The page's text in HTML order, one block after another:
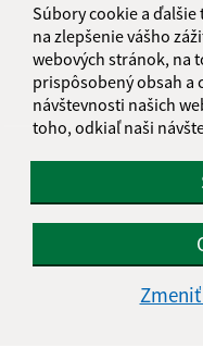
Súbory cookie a
na zlepšenie vášho
webových stránok, na
prispôsobený obsah a
návštevnosti našich
toho, odkiaľ naši